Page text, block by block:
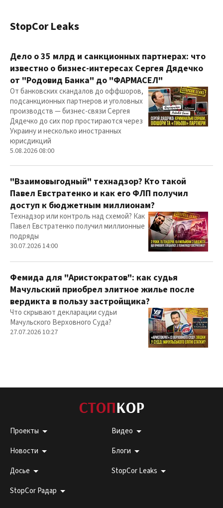
StopCor Leaks
Дело о 35 млрд и санкционных партнерах: что
известно о бизнес-интересах Сергея Дядечко
от "Родовид Банка" до "ФАРМАСЕЛ"
От банковских скандалов до оффшоров,
подсанкционных партнеров и уголовных
производств — бизнес-связи Сергея
Дядечко до сих пор простираются через
Украину и несколько иностранных
юрисдикций
5.08.2026 08:00
"Взаимовыгодный" технадзор? Кто такой
Павел Евстратенко и как его ФЛП получил
доступ к бюджетным миллионам?
Технадзор или контроль над схемой? Как
Павел Евстратенко получил миллионные
подряды
30.07.2026 14:00
Фемида для "Аристократов": как судья
Мачульский приобрел элитное жилье после
вердикта в пользу застройщика?
Что скрывают декларации судьи
Мачульского Верховного Суда?
27.07.2026 10:27
Проекты
Видео
Новости
Блоги
Досье
StopCor Leaks
StopCor Радар